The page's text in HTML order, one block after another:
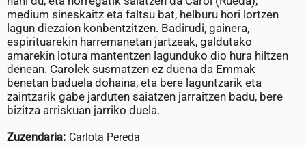
medium sineskaitz eta faltsu bat, helburu hori lortzen
lagun diezaion konbentzitzen. Badirudi, gainera,
espirituarekin harremanetan jartzeak, galdutako
amarekin lotura mantentzen lagunduko dio hura hiltzen
denean. Carolek susmatzen ez duena da Emmak
benetan baduela dohaina, eta bere laguntzarik eta
zaintzarik gabe jarduten saiatzen jarraitzen badu, bere
bizitza arriskuan jarriko duela.
Zuzendaria: Carlota Pereda